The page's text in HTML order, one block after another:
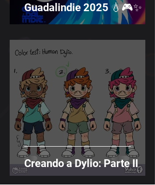
Guadalindie 2025 💧🎮✨
Creando a Dylio: Parte II